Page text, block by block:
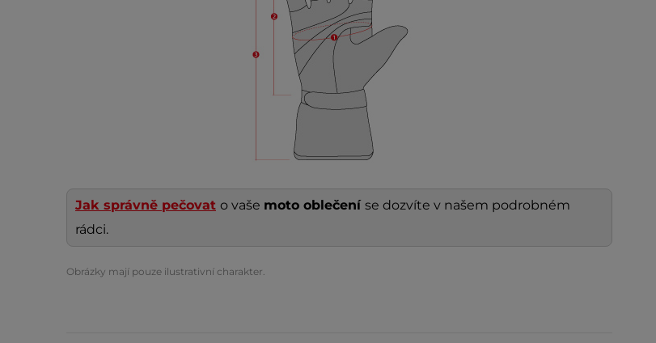
Jak správně pečovat o vaše moto oblečení se dozvíte v našem podrobném
rádci.
Obrázky mají pouze ilustrativní charakter.